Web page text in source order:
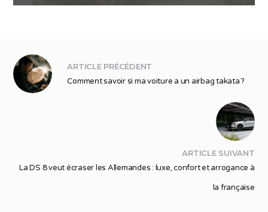
ARTICLE PRÉCÉDENT
Comment savoir si ma voiture a un airbag takata ?
ARTICLE SUIVANT
La DS 8 veut écraser les Allemandes : luxe, confort et arrogance à
la française